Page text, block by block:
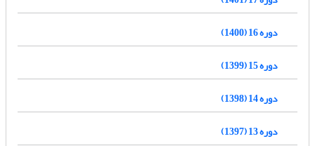
دوره 16 (1400)
دوره 15 (1399)
دوره 14 (1398)
دوره 13 (1397)